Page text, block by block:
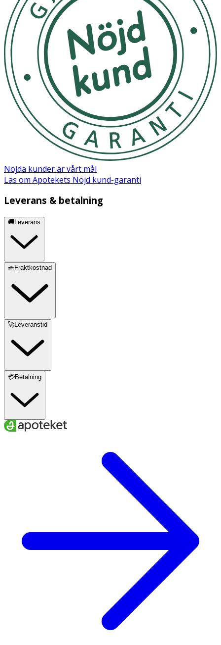
Nöjda kunder är vårt mål
Läs om Apotekets Nöjd kund-garanti
Leverans & betalning
🚚Leverans
🧺Fraktkostnad
🚀Leveranstid
💳Betalning